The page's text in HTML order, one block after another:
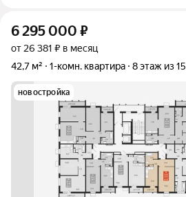
6 295 000 ₽
от 26 381 ₽ в месяц
42,7 м²
1-комн. квартира 8 этаж из 15
новостройка